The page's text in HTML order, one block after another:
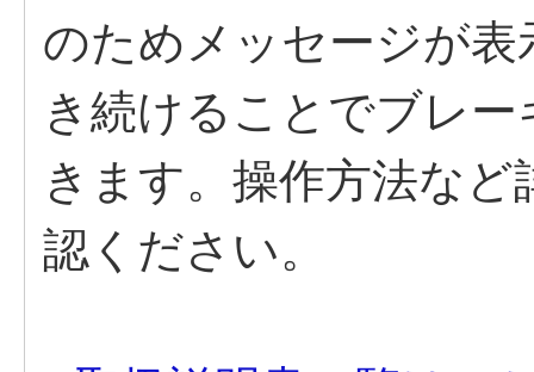
のためメッセージが
き続けることでブレ
きます。操作方法な
認ください。